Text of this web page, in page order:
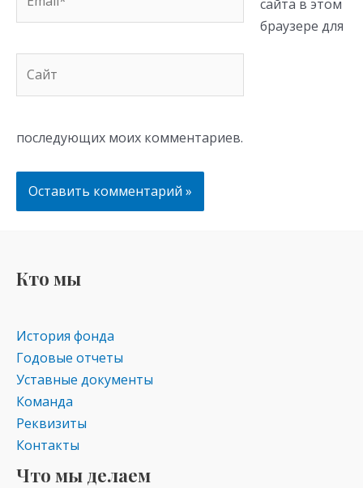
сайта в этом
браузере для
последующих моих комментариев.
Кто мы
История фонда
Годовые отчеты
Уставные документы
Команда
Реквизиты
Контакты
Что мы делаем